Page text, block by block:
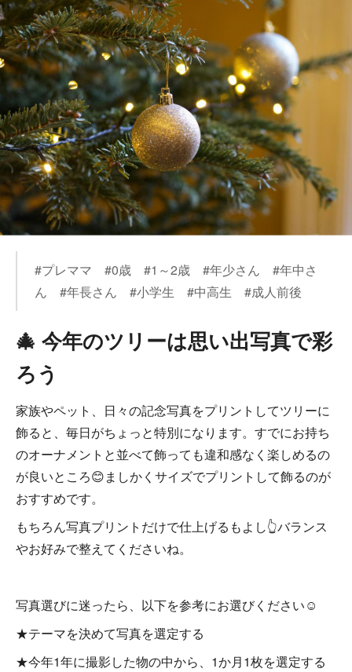
#プレママ #0歳 #1～2歳 #年少さん #年中さ
ん #年長さん #小学生 #中高生 #成人前後
🎄 今年のツリーは思い出写真で彩
ろう
家族やペット、日々の記念写真をプリントしてツリーに
飾ると、毎日がちょっと特別になります。すでにお持ち
のオーナメントと並べて飾っても違和感なく楽しめるの
が良いところ😊ましかくサイズでプリントして飾るのが
おすすめです。
もちろん写真プリントだけで仕上げるもよし👆バランス
やお好みで整えてくださいね。
写真選びに迷ったら、以下を参考にお選びください☺
★テーマを決めて写真を選定する
★今年1年に撮影した物の中から、1か月1枚を選定する